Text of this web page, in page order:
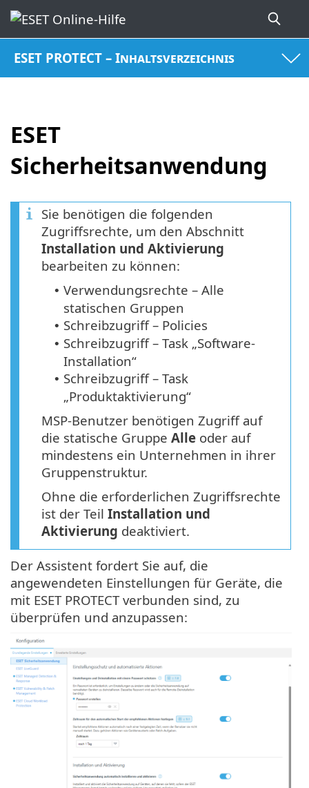
ESET PROTECT – Inhaltsverzeichnis
ESET
Sicherheitsanwendung
Sie benötigen die folgenden
Zugriffsrechte, um den Abschnitt
Installation und Aktivierung
bearbeiten zu können:
• Verwendungsrechte – Alle
statischen Gruppen
• Schreibzugriff – Policies
• Schreibzugriff – Task „Software-
Installation“
• Schreibzugriff – Task
„Produktaktivierung“
MSP-Benutzer benötigen Zugriff auf
die statische Gruppe Alle oder auf
mindestens ein Unternehmen in ihrer
Gruppenstruktur.
Ohne die erforderlichen Zugriffsrechte
ist der Teil Installation und
Aktivierung deaktiviert.
Der Assistent fordert Sie auf, die
angewendeten Einstellungen für Geräte, die
mit ESET PROTECT verbunden sind, zu
überprüfen und anzupassen: